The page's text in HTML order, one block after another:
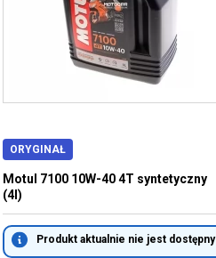
ORYGINAŁ
Motul 7100 10W-40 4T syntetyczny
(4l)
Produkt aktualnie nie jest dostępny